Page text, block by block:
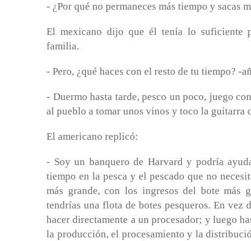
- ¿Por qué no permaneces más tiempo y sacas
El mexicano dijo que él tenía lo suficiente
familia.
- Pero, ¿qué haces con el resto de tu tiempo? -
- Duermo hasta tarde, pesco un poco, juego
al pueblo a tomar unos vinos y toco la guitarra
El americano replicó:
- Soy un banquero de Harvard y podría
tiempo en la pesca y el pescado que no
más grande, con los ingresos del bote más
tendrías una flota de botes pesqueros. En
hacer directamente a un procesador; y luego
la producción, el procesamiento y la